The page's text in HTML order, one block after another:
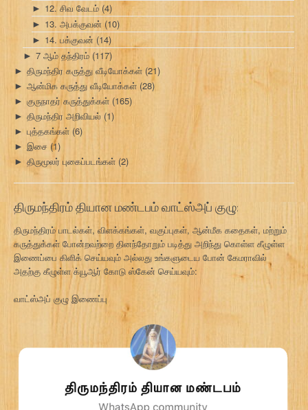
► 12. சிவ வேடம் (4)
► 13. அபக்குவன் (10)
► 14. பக்குவன் (14)
► 7 ஆம் தந்திரம் (117)
► திருமந்திர கருத்து வீடியோக்கள் (21)
► ஆன்மிக கருத்து வீடியோக்கள் (28)
► குருநாதர் கருத்துக்கள் (165)
► திருமந்திர அறிவியல் (1)
► புத்தகங்கள் (6)
► இசை (1)
► திருமூலர் புகைப்படங்கள் (2)
திருமந்திரம் தியான மண்டபம் வாட்ஸ்அப் குழு:
திருமந்திரம் பாடல்கள், விளக்கங்கள், வகுப்புகள், ஆன்மீக கதைகள், மற்றும்
கருத்துக்கள் போன்றவற்றை தினந்தோறும் படித்து அறிந்து கொள்ள கீழுள்ள
இணைப்பை கிளிக் செய்யவும் அல்லது உங்களுடைய போன் கேமராவில்
அதற்கு கீழுள்ள க்யூஆர் கோடு ஸ்கேன் செய்யவும்:
வாட்ஸ்அப் குழு இணைப்பு